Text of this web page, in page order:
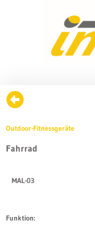
Outdoor-Fitnessgeräte
Fahrrad
MAL-03
Funktion: